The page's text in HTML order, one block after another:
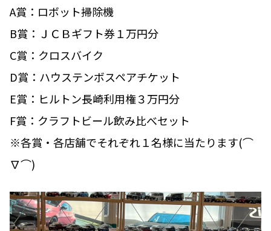
A賞：ロボット掃除機
B賞：ＪＣＢギフト券１万円分
C賞：クロスバイク
D賞：ハウステンボスペアチケット
E賞：ヒルトン長崎利用権３万円分
F賞：クラフトビール飲み比べセット
※各賞・各店舗でそれぞれ１名様に当たります(⌒
∇⌒)